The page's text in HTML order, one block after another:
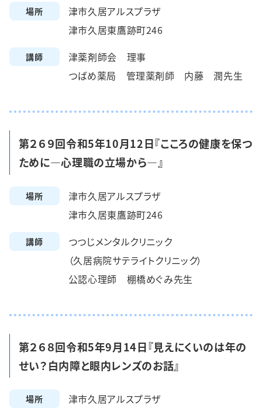
場所
津市久居アルスプラザ
津市久居東鷹跡町246
講師
津薬剤師会 理事
つばめ薬局 管理薬剤師 内藤 潤先生
第２６９回令和5年10月12日『こころの健康を保つ
ために―心理職の立場から―』
場所
津市久居アルスプラザ
津市久居東鷹跡町246
講師
つつじメンタルクリニック
（久居病院サテライトクリニック）
公認心理師 棚橋めぐみ先生
第２６８回令和5年9月14日『見えにくいのは年の
せい？白内障と眼内レンズのお話』
場所
津市久居アルスプラザ